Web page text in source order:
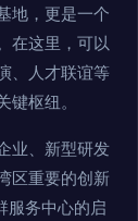
地，更是一个
在这里，可以
、人才联谊等
枢纽。
业、新型研发
区重要的创新
服务中心的启